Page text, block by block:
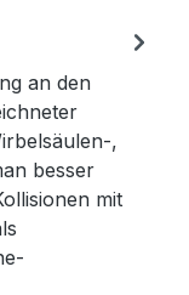
an den
,
besser
mit